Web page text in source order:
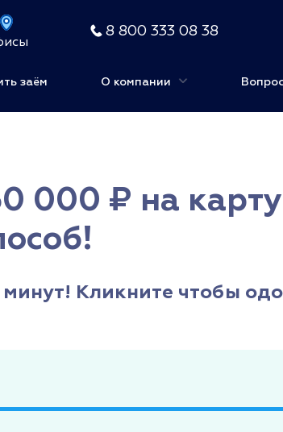
8 800 333 08 38
заём О компании
000 ₽ на
Кликните чтобы